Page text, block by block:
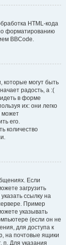
HTML-кода
форматированию
BBCode.
которые могут быть
радость, а :(
в форме
их: они легко
может
его.
количество
Если
загрузить
ссылку на
Пример
указывать
(если он не
для доступа к
на почтовые ящики
Для указания